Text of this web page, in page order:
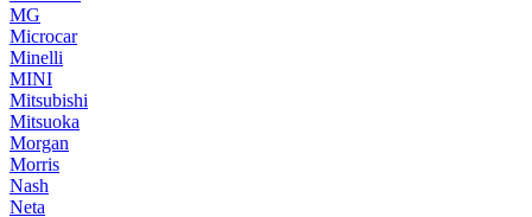
MG
Microcar
Minelli
MINI
Mitsubishi
Mitsuoka
Morgan
Morris
Nash
Neta